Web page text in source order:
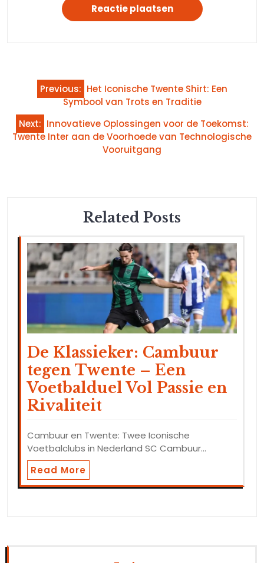
Bericht
navigatie
Previous: Het Iconische Twente Shirt: Een
Symbool van Trots en Traditie
Next: Innovatieve Oplossingen voor de Toekomst:
Twente Inter aan de Voorhoede van Technologische
Vooruitgang
Related Posts
De Klassieker: Cambuur
tegen Twente – Een
Voetbalduel Vol Passie en
Rivaliteit
Cambuur en Twente: Twee Iconische
Voetbalclubs in Nederland SC Cambuur…
Read More